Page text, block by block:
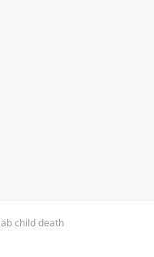
child death